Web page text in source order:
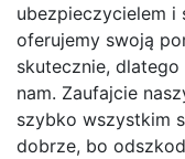
ubezpieczycielem i
oferujemy swoją
skutecznie,
nam. Zaufajcie
szybko wszystkim
dobrze, bo